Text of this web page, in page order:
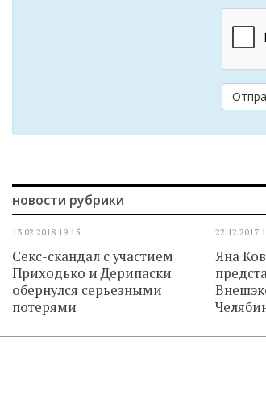
новости рубрики
13.02.2018 19.15
Секс-скандал с участием
Приходько и Дерипаски
обернулся серьезными
потерями
22.12.2017
Яна